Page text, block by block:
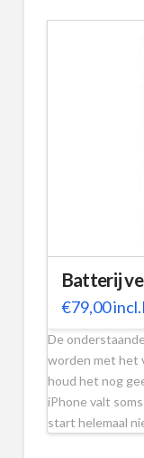
Batterij
€79,00
De
worden met het
houd het nog
iPhone valt
start helemaal